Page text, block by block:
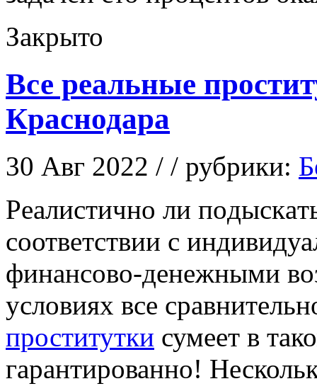
Закрыто
Все реальные
Краснодара
30 Авг 2022 / / рубрики:
Рeaлистичнo ли
соответствии с
финансово-денежными
условиях все
проститутки сумеет в
гарантированно!